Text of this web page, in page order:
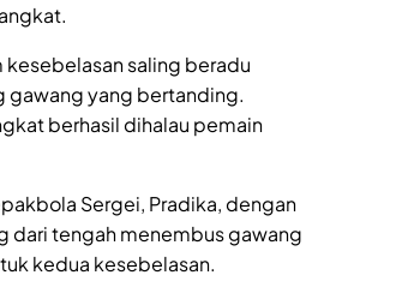
saling beradu
gawang yang bertanding.
berhasil dihalau pemain
Sergei, Pradika, dengan
dari tengah menembus gawang
kedua kesebelasan.